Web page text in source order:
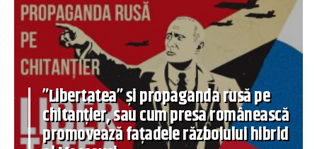
”Libertatea” și propaganda rusă pe
chitanțier, sau cum presa românească
promovează fațadele războiului hibrid